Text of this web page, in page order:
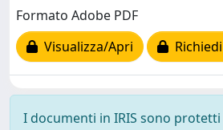
Formato Adobe PDF
Visualizza/Apri
I documenti in IRIS sono